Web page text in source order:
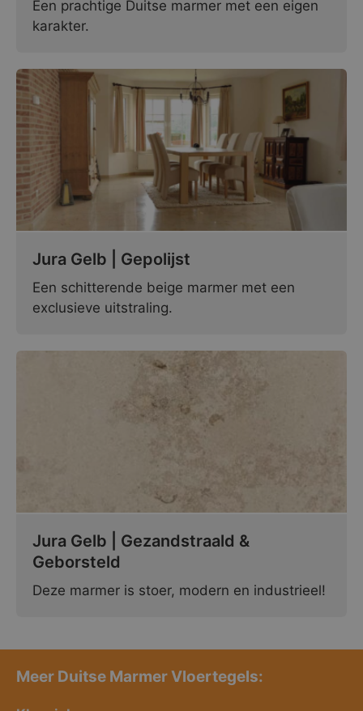
Een prachtige Duitse marmer met een eigen
karakter.
Jura Gelb | Gepolijst
Een schitterende beige marmer met een
exclusieve uitstraling.
Jura Gelb | Gezandstraald &
Geborsteld
Deze marmer is stoer, modern en industrieel!
Meer Duitse Marmer Vloertegels: